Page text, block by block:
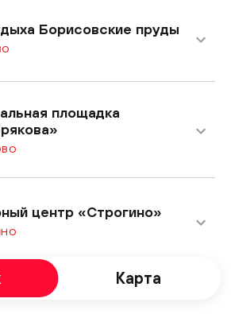
Борисовские пруды
площадка
центр «Строгино»
Детский Магазин
Карта